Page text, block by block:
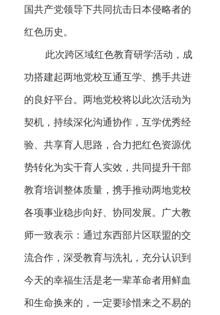
国共产党领导下共同抗击日本侵略者的
红色历史。
此次跨区域红色教育研学活动，成
功搭建起两地党校互通互学、携手共进
的良好平台。两地党校将以此次活动为
契机，持续深化沟通协作，互学优秀经
验、共享育人思路，合力把红色资源优
势转化为实干育人实效，共同提升干部
教育培训整体质量，携手推动两地党校
各项事业稳步向好、协同发展。广大教
师一致表示：通过东西部片区联盟的交
流合作，深受教育与洗礼，充分认识到
今天的幸福生活是老一辈革命者用鲜血
和生命换来的，一定要珍惜来之不易的